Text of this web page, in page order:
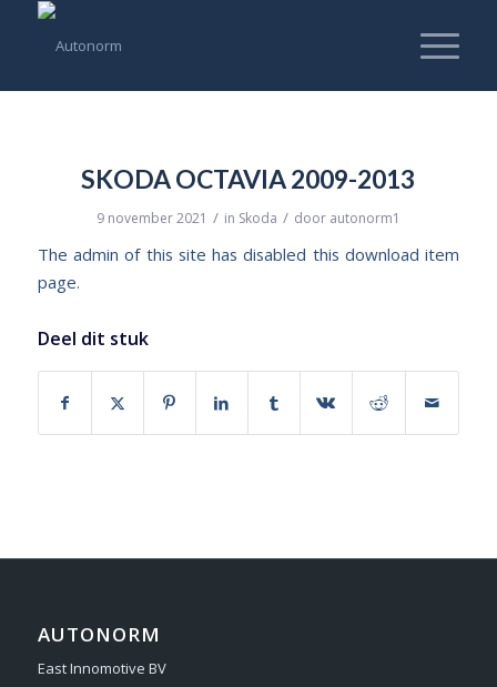
SKODA OCTAVIA 2009-2013
9 november 2021 / in Skoda / door autonorm1
The admin of this site has disabled this download item
page.
Deel dit stuk
AUTONORM
East Innomotive BV